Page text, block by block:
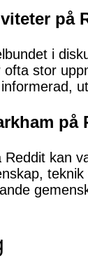
på
i
stor
på
kan